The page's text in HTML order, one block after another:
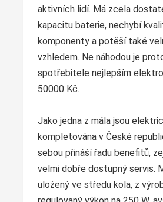
aktivních lidí. Má zcela
kapacitu baterie, nechybí
komponenty a potěší také
vzhledem. Ne náhodou je
spotřebitele nejlepším
50000 Kč.
Jako jedna z mála jsou
kompletována v České
sebou přináší řadu benefitů,
velmi dobře dostupný servis.
uložený ve středu kola, z